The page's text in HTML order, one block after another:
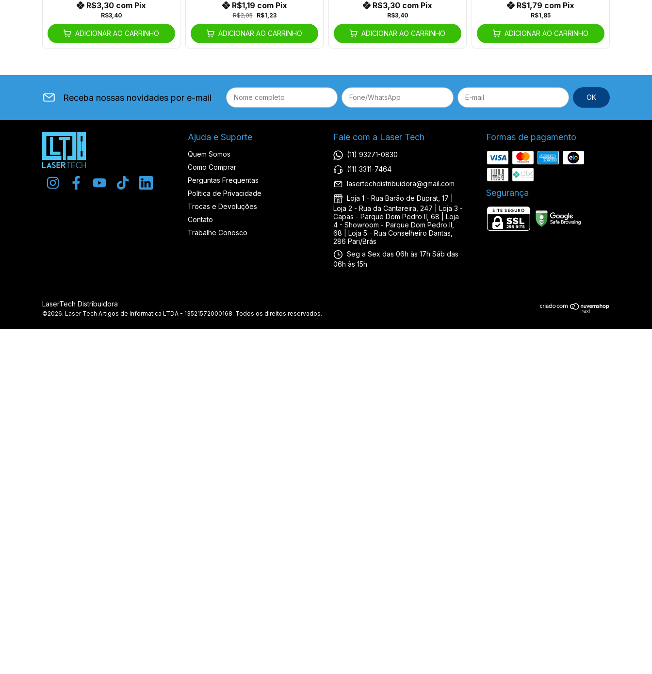
R$3,40
R$3,30 com Pix
ADICIONAR AO CARRINHO
R$2,05 R$1,23
R$1,19 com Pix
ADICIONAR AO CARRINHO
R$3,40
R$3,30 com Pix
ADICIONAR AO CARRINHO
R$1,85
R$1,79 com Pix
ADICIONAR AO CARRINHO
Receba nossas novidades por e-mail
Ajuda e Suporte
Quem Somos
Como Comprar
Perguntas Frequentas
Política de Privacidade
Trocas e Devoluções
Contato
Trabalhe Conosco
Fale com a Laser Tech
(11) 93271-0830
(11) 3311-7464
lasertechdistribuidora@gmail.com
Loja 1 - Rua Barão de Duprat, 17 |
Loja 2 - Rua da Cantareira, 247 | Loja 3 -
Capas - Parque Dom Pedro II, 68 | Loja
4 - Showroom - Parque Dom Pedro II,
68 | Loja 5 - Rua Conselheiro Dantas,
286 Pari/Brás
Seg a Sex das 06h às 17h Sáb das
06h às 15h
Formas de pagamento
Segurança
LaserTech Distribuidora
©2026. Laser Tech Artigos de Informatica LTDA - 13521572000168. Todos os direitos reservados.